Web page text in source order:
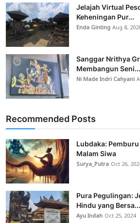
Jelajah Virtual
Keheningan Pur...
Enda GintingAug 8,
Sanggar Nrithya
Membangun Seni...
Ni Made Indri Cahyani
Recommended Posts
Lubdaka:
Malam Siwa
Surya_Putra Oct 26,
Pura Pegulingan:
Hindu yang Bersa...
Ayu Indah Oct 25, 2024